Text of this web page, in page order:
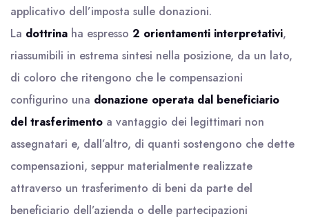
applicativo dell’imposta sulle donazioni.
La dottrina ha espresso 2 orientamenti interpretativi,
riassumibili in estrema sintesi nella posizione, da un lato,
di coloro che ritengono che le compensazioni
configurino una donazione operata dal beneficiario
del trasferimento a vantaggio dei legittimari non
assegnatari e, dall’altro, di quanti sostengono che dette
compensazioni, seppur materialmente realizzate
attraverso un trasferimento di beni da parte del
beneficiario dell’azienda o delle partecipazioni